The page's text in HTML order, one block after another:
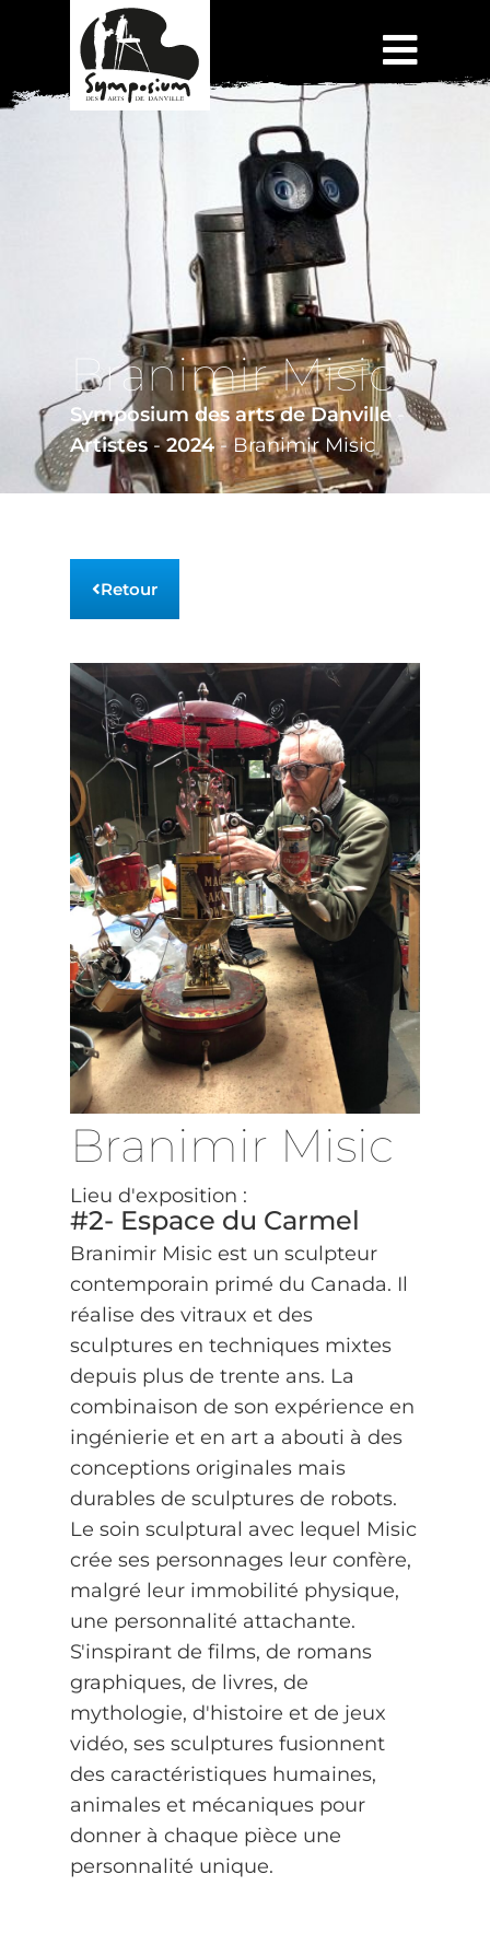
Branimir Misic
Symposium des arts de Danville -
Artistes-2024-Branimir Misic
Retour
Branimir Misic
Lieu d'exposition :
#2- Espace du Carmel
Branimir Misic est un sculpteur
contemporain primé du Canada. Il
réalise des vitraux et des
sculptures en techniques mixtes
depuis plus de trente ans. La
combinaison de son expérience en
ingénierie et en art a abouti à des
conceptions originales mais
durables de sculptures de robots.
Le soin sculptural avec lequel Misic
crée ses personnages leur confère,
malgré leur immobilité physique,
une personnalité attachante.
S'inspirant de films, de romans
graphiques, de livres, de
mythologie, d'histoire et de jeux
vidéo, ses sculptures fusionnent
des caractéristiques humaines,
animales et mécaniques pour
donner à chaque pièce une
personnalité unique.